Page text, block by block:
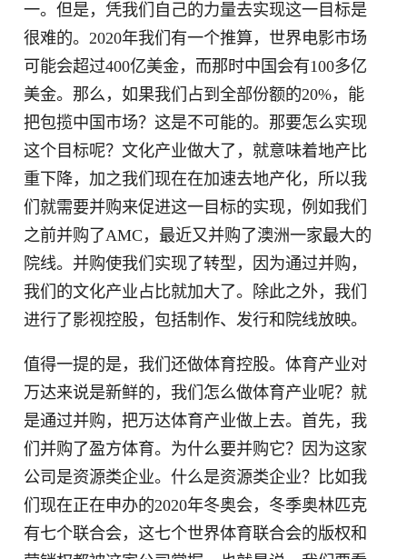
一。但是，凭我们自己的力量去实现这一目标是
很难的。2020年我们有一个推算，世界电影市场
可能会超过400亿美金，而那时中国会有100多亿
美金。那么，如果我们占到全部份额的20%，能
把包揽中国市场？这是不可能的。那要怎么实现
这个目标呢？文化产业做大了，就意味着地产比
重下降，加之我们现在在加速去地产化，所以我
们就需要并购来促进这一目标的实现，例如我们
之前并购了AMC，最近又并购了澳洲一家最大的
院线。并购使我们实现了转型，因为通过并购，
我们的文化产业占比就加大了。除此之外，我们
进行了影视控股，包括制作、发行和院线放映。
值得一提的是，我们还做体育控股。体育产业对
万达来说是新鲜的，我们怎么做体育产业呢？就
是通过并购，把万达体育产业做上去。首先，我
们并购了盈方体育。为什么要并购它？因为这家
公司是资源类企业。什么是资源类企业？比如我
们现在正在申办的2020年冬奥会，冬季奥林匹克
有七个联合会，这七个世界体育联合会的版权和